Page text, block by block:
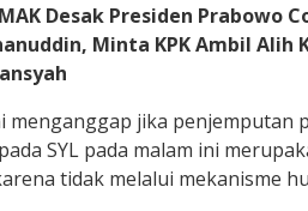
Desak Presiden Prabowo
Minta KPK Ambil Alih
menganggap jika penjemputan
SYL pada malam ini
tidak melalui mekanisme